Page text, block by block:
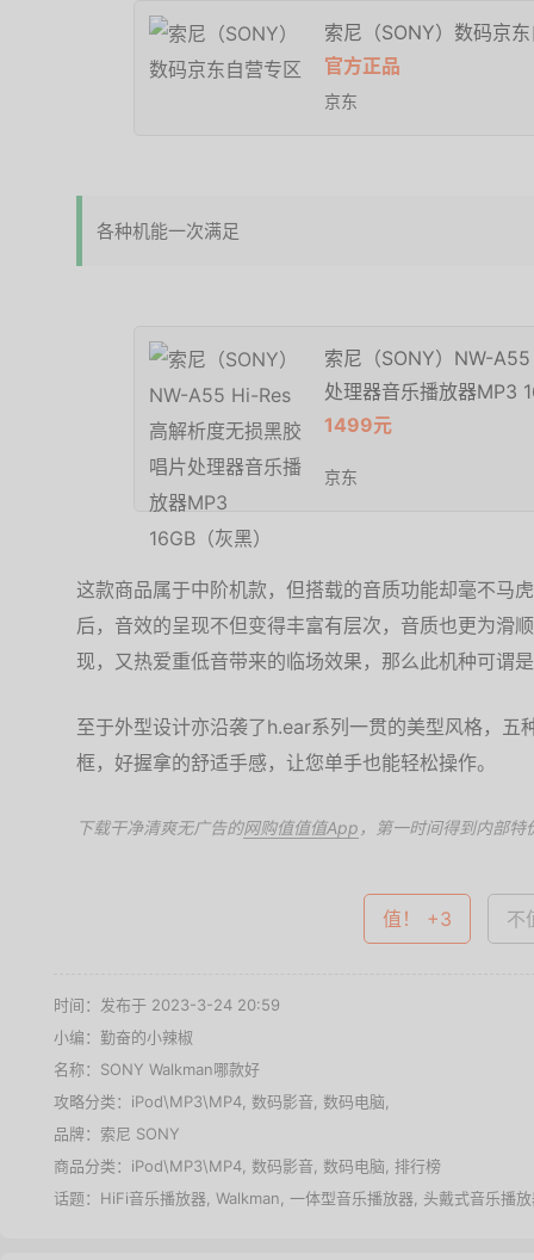
索尼（SONY）数码京
官方正品
京东
各种机能一次满足
索尼（SONY）NW-
处理器音乐播放器MP3
1499元
京东
这款商品属于中阶机款，但搭载的音质功能却毫不马
后，音效的呈现不但变得丰富有层次，音质也更为滑
现，又热爱重低音带来的临场效果，那么此机种可谓
至于外型设计亦沿袭了h.ear系列一贯的美型风格，五
框，好握拿的舒适手感，让您单手也能轻松操作。
下载干净清爽无广告的网购值值值App ，第一时间得到内部特
值！ +3 不
时间：发布于 2023-3-24 20:59
小编：勤奋的小辣椒
名称： SONY Walkman哪款好
攻略分类： iPod\MP3\MP4 数码影音 数码电脑
品牌： 索尼 SONY
商品分类： iPod\MP3\MP4 数码影音 数码电脑 排行榜
话题： HiFi音乐播放器 Walkman 一体型音乐播放器 头戴式音乐播